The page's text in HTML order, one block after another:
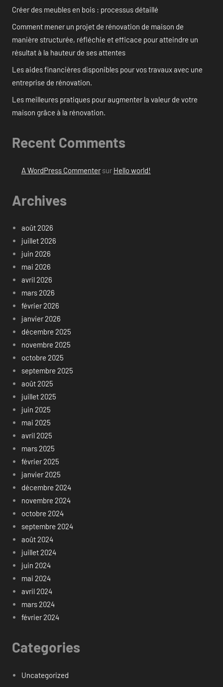
Créer des meubles en bois : processus détaillé
Comment mener un projet de rénovation de maison de
manière structurée, réfléchie et efficace pour atteindre un
résultat à la hauteur de ses attentes
Les aides financières disponibles pour vos travaux avec une
entreprise de rénovation.
Les meilleures pratiques pour augmenter la valeur de votre
maison grâce à la rénovation.
Recent Comments
A WordPress Commentersur Hello world!
Archives
août 2026
juillet 2026
juin 2026
mai 2026
avril 2026
mars 2026
février 2026
janvier 2026
décembre 2025
novembre 2025
octobre 2025
septembre 2025
août 2025
juillet 2025
juin 2025
mai 2025
avril 2025
mars 2025
février 2025
janvier 2025
décembre 2024
novembre 2024
octobre 2024
septembre 2024
août 2024
juillet 2024
juin 2024
mai 2024
avril 2024
mars 2024
février 2024
Categories
Uncategorized